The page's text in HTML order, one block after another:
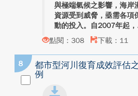
與極端氣候之影響，海岸
資源受到威脅，亟需各項
動的投入。自2007年起
點閱：308
下載：11
8
都市型河川復育成效評估
例